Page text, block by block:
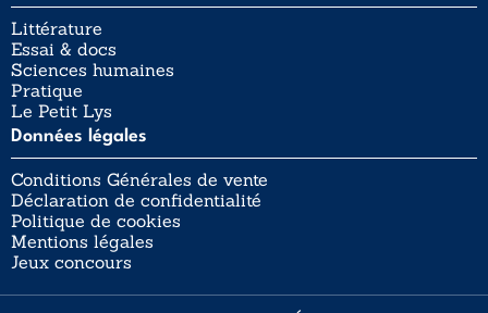
Littérature
Essai & docs
Sciences humaines
Pratique
Le Petit Lys
Données légales
Conditions Générales de vente
Déclaration de confidentialité
Politique de cookies
Mentions légales
Jeux concours